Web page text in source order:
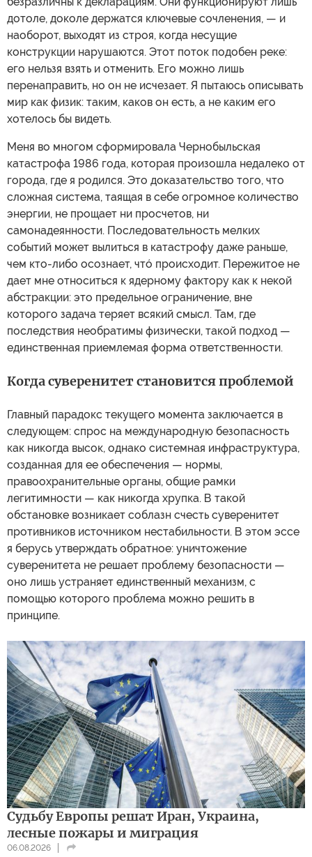
дотоле, доколе держатся ключевые сочленения, — и
наоборот, выходят из строя, когда несущие
конструкции нарушаются. Этот поток подобен реке:
его нельзя взять и отменить. Его можно лишь
перенаправить, но он не исчезает. Я пытаюсь описывать
мир как физик: таким, каков он есть, а не каким его
хотелось бы видеть.
Меня во многом сформировала Чернобыльская
катастрофа 1986 года, которая произошла недалеко от
города, где я родился. Это доказательство того, что
сложная система, таящая в себе огромное количество
энергии, не прощает ни просчетов, ни
самонадеянности. Последовательность мелких
событий может вылиться в катастрофу даже раньше,
чем кто-либо осознает, чтó происходит. Пережитое не
дает мне относиться к ядерному фактору как к некой
абстракции: это предельное ограничение, вне
которого задача теряет всякий смысл. Там, где
последствия необратимы физически, такой подход —
единственная приемлемая форма ответственности.
Когда суверенитет становится проблемой
Главный парадокс текущего момента заключается в
следующем: спрос на международную безопасность
как никогда высок, однако системная инфраструктура,
созданная для ее обеспечения — нормы,
правоохранительные органы, общие рамки
легитимности — как никогда хрупка. В такой
обстановке возникает соблазн счесть суверенитет
противников источником нестабильности. В этом эссе
я берусь утверждать обратное: уничтожение
суверенитета не решает проблему безопасности —
оно лишь устраняет единственный механизм, с
помощью которого проблема можно решить в
принципе.
Судьбу Европы решат Иран, Украина,
лесные пожары и миграция
06.08.2026